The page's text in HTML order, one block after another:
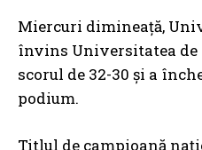
Miercuri dimineață,
învins Universitatea de
scorul de 32-30 și a
podium.
Titlul de campioană